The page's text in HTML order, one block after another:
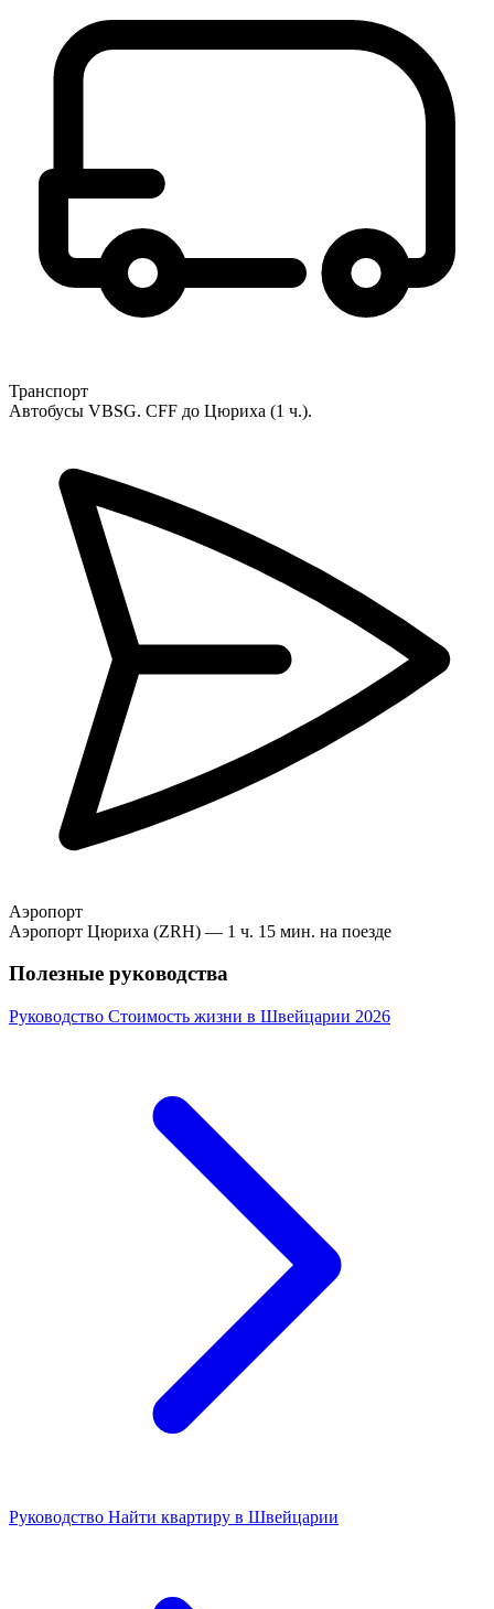
Транспорт
Автобусы VBSG. CFF до Цюриха (1 ч.).
Аэропорт
Аэропорт Цюриха (ZRH) — 1 ч. 15 мин. на поезде
Полезные руководства
Руководство Стоимость жизни в Швейцарии 2026
Руководство Найти квартиру в Швейцарии